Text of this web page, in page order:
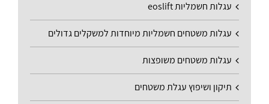
עגלות חשמליות eoslift
עגלות משטחים חשמליות מיוחדות למשקלים גדולים
עגלות משטחים משופצות
תיקון ושיפוץ עגלת משטחים